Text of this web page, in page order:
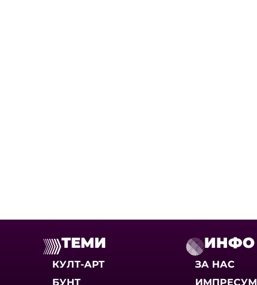
ТЕМИ
КУЛТ-АРТ
БУНТ
ИНФО
ЗА НАС
ИМПРЕСУМ